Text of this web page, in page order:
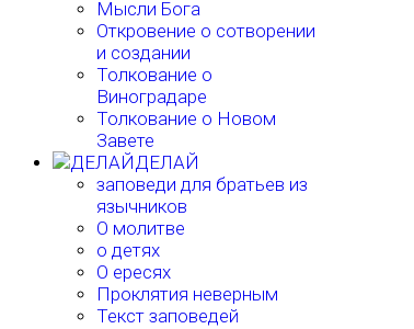
Мысли Бога
Откровение о сотворении
и создании
Толкование о
Виноградаре
Толкование о Новом
Завете
ДЕЛАЙ
заповеди для братьев из
язычников
О молитве
о детях
О ересях
Проклятия неверным
Текст заповедей